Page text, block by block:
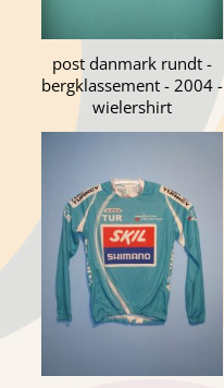
post danmark rundt -
bergklassement - 2004 -
wielershirt